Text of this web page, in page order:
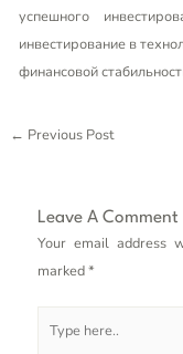
успешного
инвестирование в
финансовой
← Previous Post
Leave A Comment
Your email address
marked*